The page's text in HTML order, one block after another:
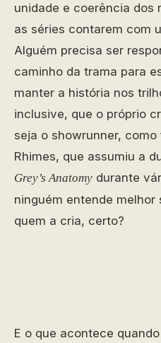
unidade e coerência dos
as séries contarem com
Alguém precisa ser
caminho da trama para
manter a história nos
inclusive, que o próprio
seja o showrunner,
Rhimes, que assumiu a
Grey’s Anatomy durante
ninguém entende
quem a cria, certo?
E o que acontece